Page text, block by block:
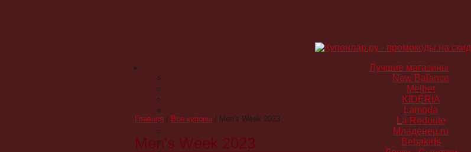
Главная / Все купоны / Men's Week 2023
Men's Week 2023
Лучшие магазины
New Balance
Melbet
KIDERIA
Lamoda
La Redoute
Младенец.ru
Bebakids